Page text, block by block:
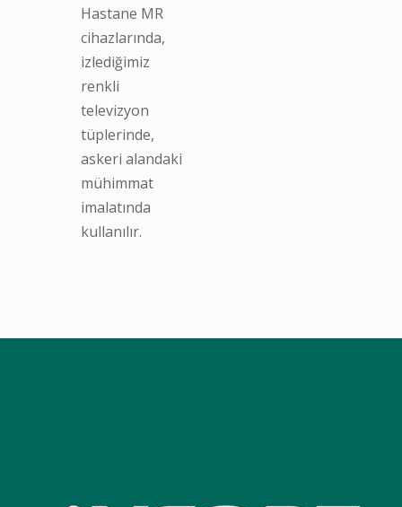
Hastane MR
cihazlarında,
izlediğimiz
renkli
televizyon
tüplerinde,
askeri alandaki
mühimmat
imalatında
kullanılır.